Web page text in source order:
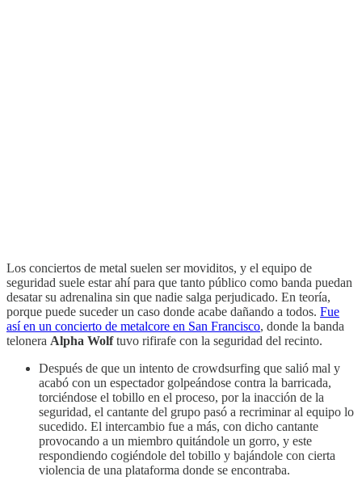
Los conciertos de metal suelen ser moviditos, y el equipo de
seguridad suele estar ahí para que tanto público como banda puedan
desatar su adrenalina sin que nadie salga perjudicado. En teoría,
porque puede suceder un caso donde acabe dañando a todos. Fue
así en un concierto de metalcore en San Francisco, donde la banda
telonera Alpha Wolftuvo rifirafe con la seguridad del recinto.
Después de que un intento de crowdsurfing que salió mal y
acabó con un espectador golpeándose contra la barricada,
torciéndose el tobillo en el proceso, por la inacción de la
seguridad, el cantante del grupo pasó a recriminar al equipo lo
sucedido. El intercambio fue a más, con dicho cantante
provocando a un miembro quitándole un gorro, y este
respondiendo cogiéndole del tobillo y bajándole con cierta
violencia de una plataforma donde se encontraba.